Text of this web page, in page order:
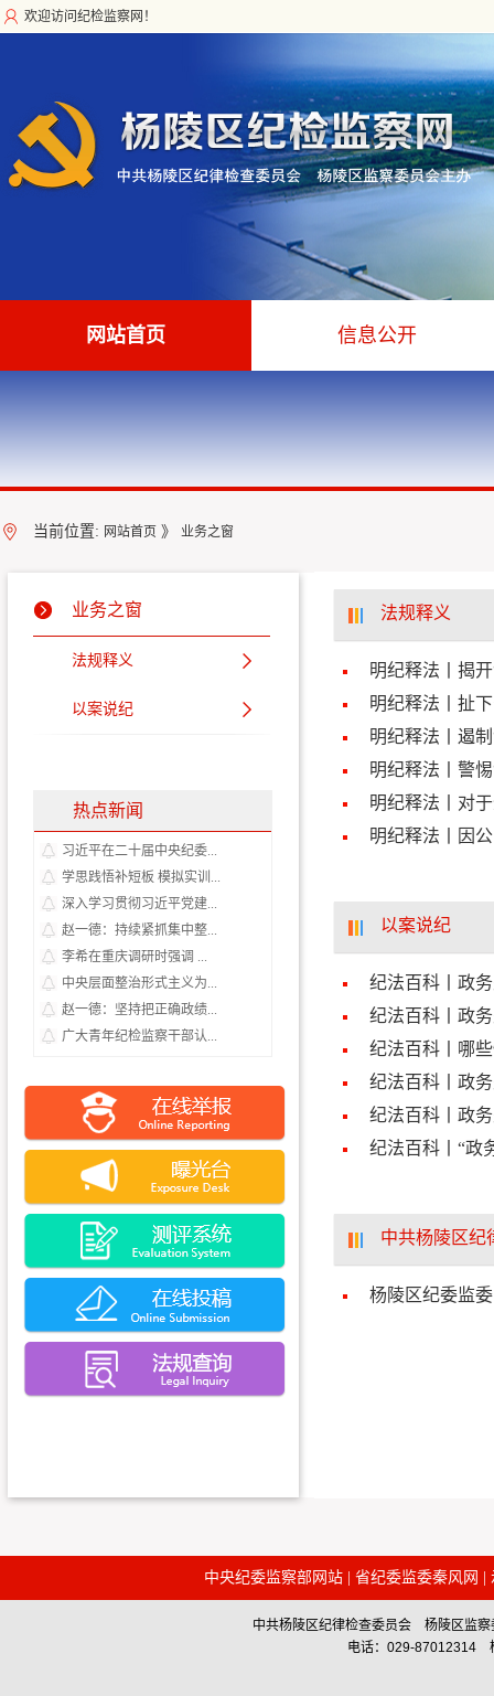
欢迎访问纪检监察网！
网站首页 信息公开
当前位置: 网站首页 》 业务之窗
业务之窗
法规释义
以案说纪
热点新闻
习近平在二十届中央纪委...
学思践悟补短板 模拟实训...
深入学习贯彻习近平党建...
赵一德：持续紧抓集中整...
李希在重庆调研时强调 ...
中央层面整治形式主义为...
赵一德：坚持把正确政绩...
广大青年纪检监察干部认...
法规释义
明纪释法丨揭
明纪释法丨扯
明纪释法丨​遏
明纪释法丨警
明纪释法丨对
明纪释法丨因
以案说纪
纪法百科丨政
纪法百科丨政
纪法百科丨哪
纪法百科丨政
纪法百科丨政
纪法百科丨“政
中共杨陵区纪
杨陵区纪委监
中央纪委监察部网站| 省纪委监委秦风网
中共杨陵区纪律检查委员会 杨陵区监
电话：029-87012314